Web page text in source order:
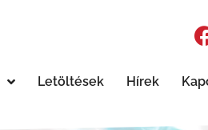
Letöltések Hírek